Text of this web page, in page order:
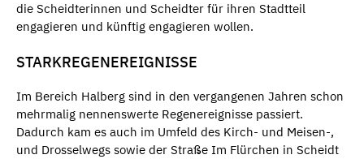
die Scheidterinnen und Scheidter für ihren Stadtteil
engagieren und künftig engagieren wollen.
STARKREGENEREIGNISSE
Im Bereich Halberg sind in den vergangenen Jahren schon
mehrmalig nennenswerte Regenereignisse passiert.
Dadurch kam es auch im Umfeld des Kirch- und Meisen-,
und Drosselwegs sowie der Straße Im Flürchen in Scheidt